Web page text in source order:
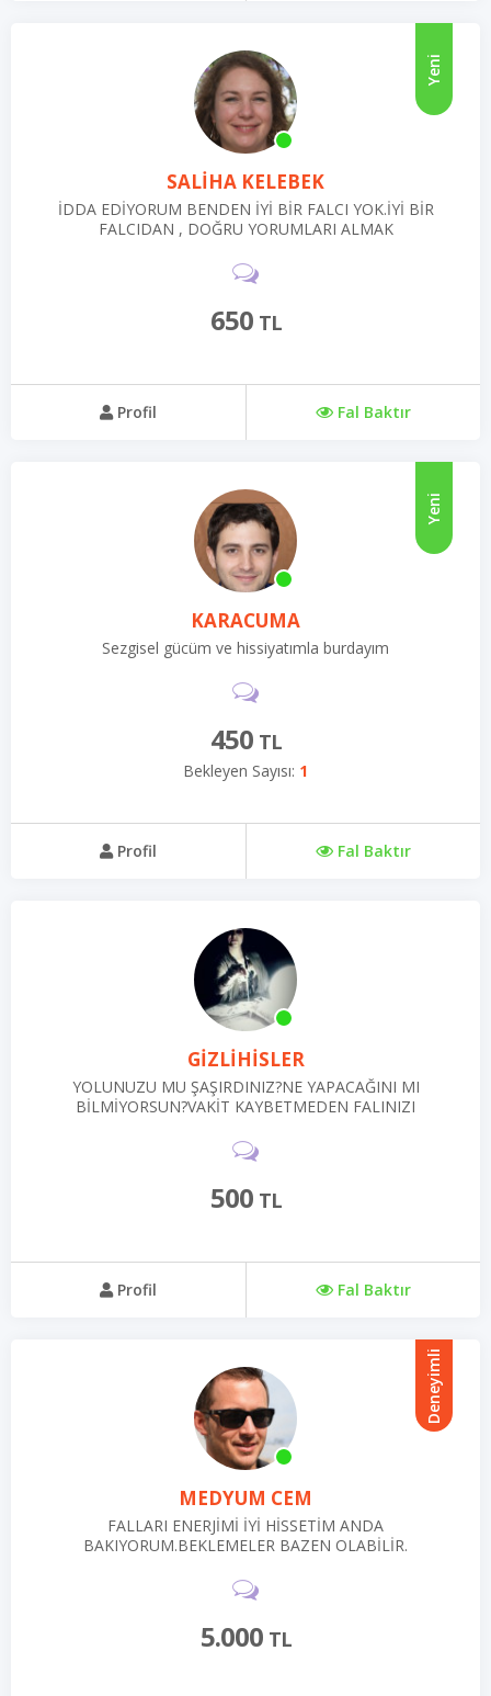
Yeni
SALİHA KELEBEK
İDDA EDİYORUM BENDEN İYİ BİR FALCI YOK.İYİ BİR
FALCIDAN , DOĞRU YORUMLARI ALMAK
İSTİYORSANIZ O DEĞİL NE ÇIKIYORSA ONLARI
DUYACAĞINIZA EMİN OLABİLİRSİNİZ.
650 TL
Profil Fal Baktır
Yeni
KARACUMA
Sezgisel gücüm ve hissiyatımla burdayım
450 TL
Bekleyen Sayısı: 1
Profil Fal Baktır
GİZLİHİSLER
YOLUNUZU MU ŞAŞIRDINIZ?NE YAPACAĞINI MI
BİLMİYORSUN?VAKİT KAYBETMEDEN FALINIZI
TL OLACAK BİR SÜRELİĞİNE
500 TL
Profil Fal Baktır
Deneyimli
MEDYUM CEM
FALLARI ENERJİMİ İYİ HİSSETİM ANDA
BAKIYORUM.BEKLEMELER BAZEN OLABİLİR.
5.000 TL